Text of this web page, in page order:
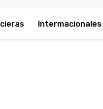
Intermacionales